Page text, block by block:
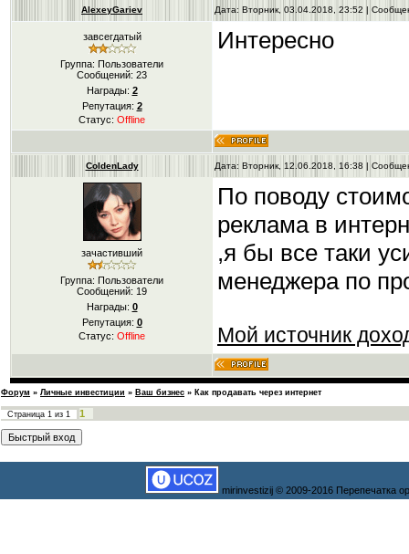
AlexeyGariev Дата: Вторник, 03.04.2018, 23:52 |
завсегдатый
Группа: Пользователи
Сообщений: 23
Награды: 2
Репутация: 2
Статус: Offline
Интересно
ColdenLady Дата: Вторник, 12.06.2018, 16:38 |
зачастивший
Группа: Пользователи
Сообщений: 19
Награды: 0
Репутация: 0
Статус: Offline
По поводу
реклама в
,я бы все таки
менеджера по
Мой источник
Форум » Личные инвестиции » Ваш бизнес » Как продавать через интернет
Страница 1 из 1 1
mirinvestizij © 2009-2016 Перепечатка